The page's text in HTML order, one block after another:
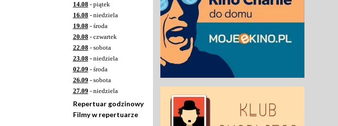
14.08 - piątek
16.08 - niedziela
19.08 - środa
20.08 - czwartek
22.08 - sobota
23.08 - niedziela
02.09 - środa
26.09 - sobota
27.09 - niedziela
Repertuar godzinowy
Filmy w repertuarze